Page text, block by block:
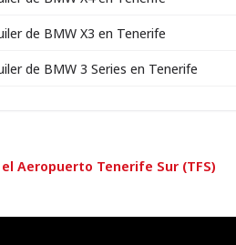
de BMW X3 en Tenerife
de BMW 3 Series en Tenerife
Aeropuerto Tenerife Sur (TFS)